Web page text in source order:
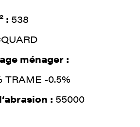
: 538
ménager :
TRAME -0.5%
: 55000